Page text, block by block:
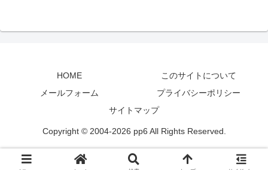
HOME
このサイトについて
メールフォーム
プライバシーポリシー
サイトマップ
Copyright © 2004-2026 pp6 All Rights Reserved.